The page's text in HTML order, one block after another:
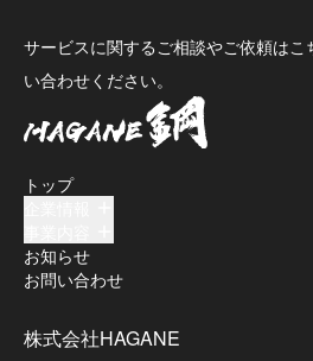
サービスに関するご相談やご依頼は
い合わせください。
トップ
お知らせ
お問い合わせ
株式会社HAGANE